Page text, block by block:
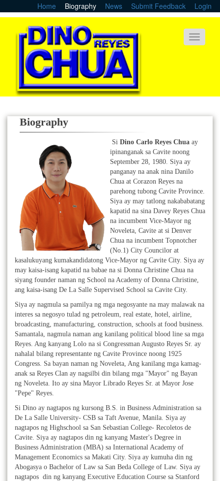
to
content
Home Biography News Submit Feedback Login
Toggle
Biography
Si Dino Carlo Reyes Chua ay
ipinanganak sa Cavite noong
September 28, 1980. Siya ay
panganay na anak nina Danilo
Chua at Corazon Reyes na
parehong tubong Cavite Province.
Siya ay may tatlong nakababatang
kapatid na sina Davey Reyes Chua
na incumbent Vice-Mayor ng
Noveleta, Cavite at si Denver
Chua na incumbent Topnotcher
(No.1) City Councilor at
kasalukuyang kumakandidatong Vice-Mayor ng Cavite City. Siya ay
may kaisa-isang kapatid na babae na si Donna Christine Chua na
siyang founder naman ng School na Academy of Donna Christine,
ang kaisa-isang De La Salle Supervised School sa Cavite City.
Siya ay nagmula sa pamilya ng mga negosyante na may malawak na
interes sa negosyo tulad ng petroleum, real estate, hotel, airline,
broadcasting, manufacturing, construction, schools at food business.
Samantala, nagmula naman ang kanilang political blood line sa mga
Reyes. Ang kanyang Lolo na si Congressman Augusto Reyes Sr. ay
nahalal bilang representante ng Cavite Province noong 1925
Congress. Sa bayan naman ng Noveleta, Ang kanilang mga kamag-
anak sa Reyes Clan ay nagsilbi din bilang mga "Mayor" ng Bayan
ng Noveleta. Ito ay sina Mayor Librado Reyes Sr. at Mayor Jose
"Pepe" Reyes.
Si Dino ay nagtapos ng kursong B.S. in Business Administration sa
De La Salle University- CSB sa Taft Avenue, Manila. Siya ay
nagtapos ng Highschool sa San Sebastian College- Recoletos de
Cavite. Siya ay nagtapos din ng kanyang Master's Degree in
Business Administration (MBA) sa International Academy of
Management Economics sa Makati City. Siya ay kumuha din ng
Abogasya o Bachelor of Law sa San Beda College of Law. Siya ay
nagtapos din ng kanyang Executive Education Course sa Stanford